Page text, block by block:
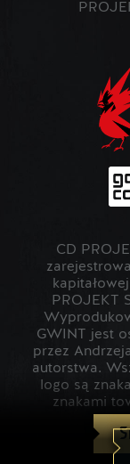
CD
PROJEKT
GWINT jest
przez
autorstwa.
logo są
znakami